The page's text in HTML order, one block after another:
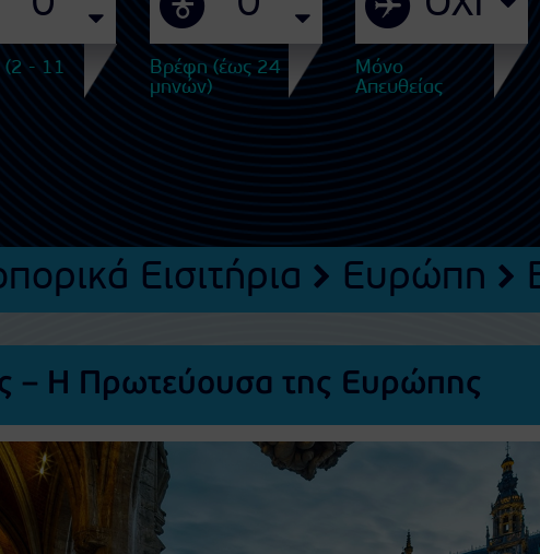
(2 - 11
Βρέφη (έως 24
μηνών)
Μόνο
Απευθείας
Εισιτήρια Ευρώπη
– Η Πρωτεύουσα της Ευρώπης